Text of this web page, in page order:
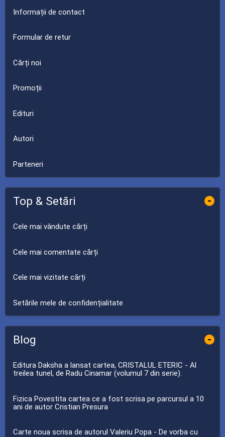
Informații de contact
Formular de retur
Cărți noi
Promoții
Edituri
Autori
Parteneri
Top & Setări -
Cele mai vândute cărți
Cele mai comentate cărți
Cele mai vizitate cărți
Setările mele de confidențialitate
Blog -
Editura Daksha a lansat cartea, CRISTALUL ETERIC - Al
treilea tunel, de Radu Cinamar (volumul 7 din serie).
Fizica Povestita cartea ce a fost scrisa pe parcursul a 10
ani de autor Cristian Presura
Carte noua scrisa de autorul Valeriu Popa - De vorba cu